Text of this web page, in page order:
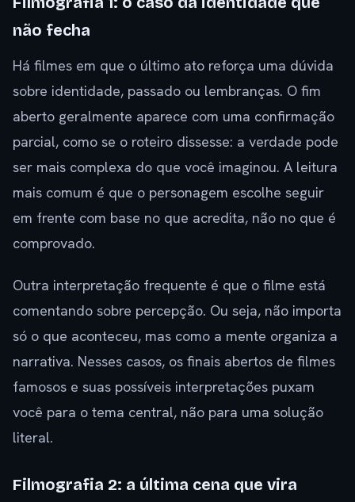
não fecha
Há filmes em que o último ato reforça uma dúvida
sobre identidade, passado ou lembranças. O fim
aberto geralmente aparece com uma confirmação
parcial, como se o roteiro dissesse: a verdade pode
ser mais complexa do que você imaginou. A leitura
mais comum é que o personagem escolhe seguir
em frente com base no que acredita, não no que é
comprovado.
Outra interpretação frequente é que o filme está
comentando sobre percepção. Ou seja, não importa
só o que aconteceu, mas como a mente organiza a
narrativa. Nesses casos, os finais abertos de filmes
famosos e suas possíveis interpretações puxam
você para o tema central, não para uma solução
literal.
Filmografia 2: a última cena que vira